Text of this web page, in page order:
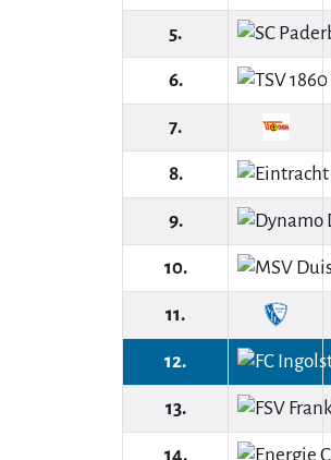
5.
6.
7.
8.
9.
10.
11.
12.
13.
14.